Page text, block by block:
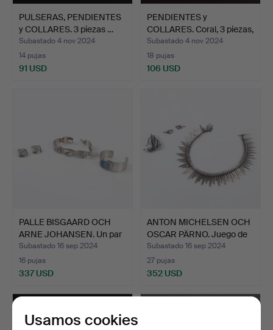
PULSERAS, PENDIENTES
y COLLARES. 3 piezas …
Subastado 4 nov 2024
14 pujas
91 USD
PENDIENTES y
COLLARES. Coral, 3 piezas,
do…
Subastado 4 nov 2024
18 pujas
106 USD
PALLE BISGAARD OCH
ARNE JOHANSEN. Un par
d…
Subastado 16 sep 2024
16 pujas
337 USD
ANTON MICHELSEN OCH
OSCAR PÄRNO. Juego de
…
Subastado 16 sep 2024
27 pujas
352 USD
Usamos cookies